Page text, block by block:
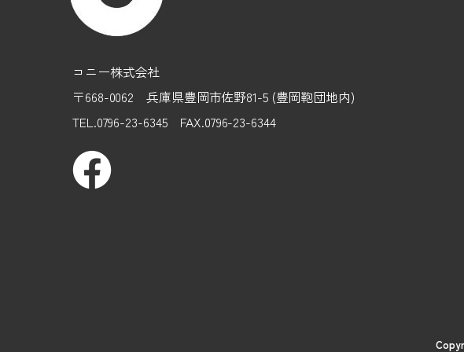
コニー株式会社
〒668-0062 兵庫県豊岡市佐野81-5 (豊岡鞄団地内)
TEL.0796-23-6345 FAX.0796-23-6344